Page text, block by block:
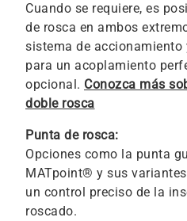
Cuando se requiere, es
de rosca en ambos
sistema de accionamiento
para un acoplamiento
opcional. Conozca más
doble rosca
Punta de rosca:
Opciones como la punta
MATpoint® y sus
un control preciso de la
roscado.